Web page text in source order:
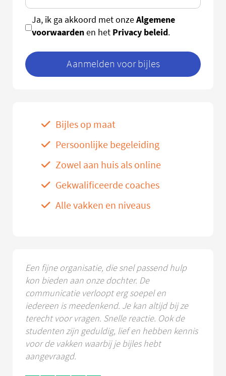
Ja, ik ga akkoord met onzeAlgemene
voorwaardenen het Privacy beleid.
Aanmelden voor bijles
Bijles op maat
Persoonlijke begeleiding
Zowel aan huis als online
Gekwalificeerde coaches
Alle vakken en niveaus
Een fijne organisatie, die snel passend hulp
kon bieden aan onze dochter. De
communicatie verloopt erg soepel en
iedereen is meedenkend. Je kan altijd bij ze
terecht voor vragen. Snelle reactie. Ook de
studenten zijn geduldig, lief en hebben kennis
voor de vakken waarbij je bijles hebt
aangevraagd.